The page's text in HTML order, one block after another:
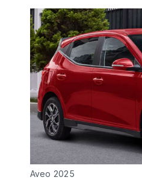
Aveo 2025